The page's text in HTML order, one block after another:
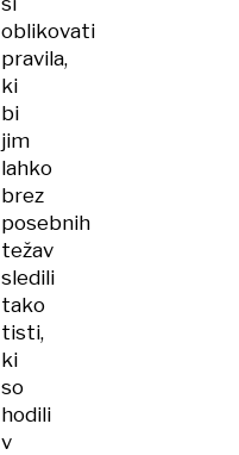
oblikovati
pravila,
ki
bi
jim
lahko
brez
posebnih
težav
sledili
tako
tisti,
ki
so
hodili
v